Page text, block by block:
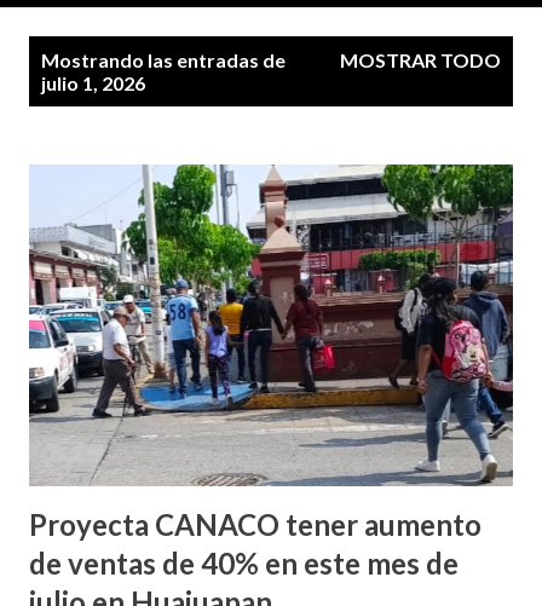
Mostrando las entradas de
julio 1, 2026
MOSTRAR TODO
Proyecta CANACO tener aumento
de ventas de 40% en este mes de